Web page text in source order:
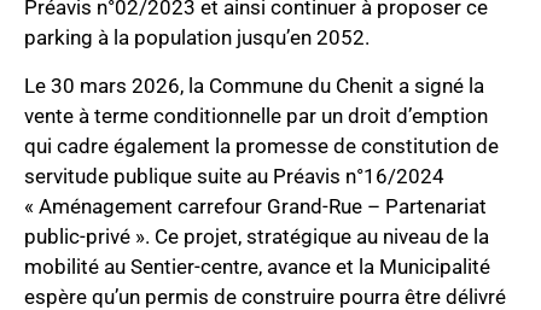
Préavis n°02/2023 et ainsi continuer à proposer ce
parking à la population jusqu’en 2052.
Le 30 mars 2026, la Commune du Chenit a signé la
vente à terme conditionnelle par un droit d’emption
qui cadre également la promesse de constitution de
servitude publique suite au Préavis n°16/2024
« Aménagement carrefour Grand-Rue – Partenariat
public-privé ». Ce projet, stratégique au niveau de la
mobilité au Sentier-centre, avance et la Municipalité
espère qu’un permis de construire pourra être délivré